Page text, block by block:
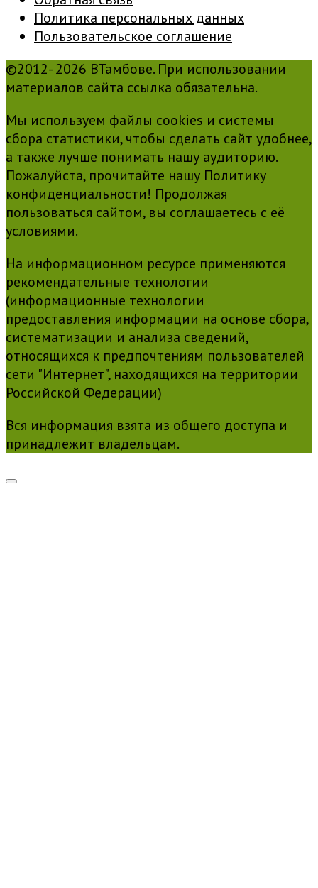
Политика персональных данных
Пользовательское соглашение
©2012- 2026 ВТамбове. При использовании
материалов сайта ссылка обязательна.
Мы используем файлы cookies и системы
сбора статистики, чтобы сделать сайт удобнее,
а также лучше понимать нашу аудиторию.
Пожалуйста, прочитайте нашу Политику
конфиденциальности! Продолжая
пользоваться сайтом, вы соглашаетесь с её
условиями.
На информационном ресурсе применяются
рекомендательные технологии
(информационные технологии
предоставления информации на основе сбора,
систематизации и анализа сведений,
относящихся к предпочтениям пользователей
сети "Интернет", находящихся на территории
Российской Федерации)
Вся информация взята из общего доступа и
принадлежит владельцам.